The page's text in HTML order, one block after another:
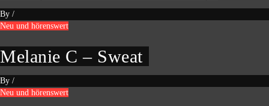
By /
Neu und hörenswert
Melanie C – Sweat
By /
Neu und hörenswert